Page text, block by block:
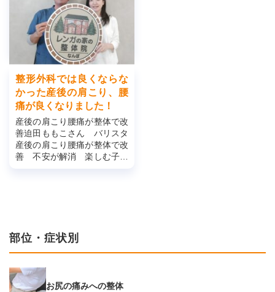
整形外科では良くならな
かった産後の肩こり、腰
痛が良くなりました！
産後の肩こり腰痛が整体で改
善迫田ももこさん バリスタ
産後の肩こり腰痛が整体で改
善 不安が解消 楽しむ子育
部位・症状別
お尻の痛みへの整体